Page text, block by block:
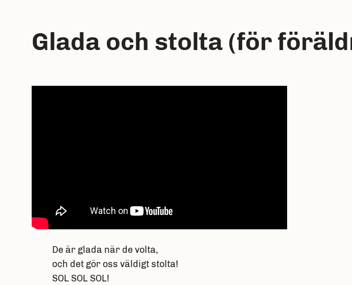
Glada och stolta (för
De är glada när de volta,
och det gör oss väldigt stolta!
SOL SOL SOL!